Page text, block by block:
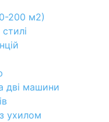
200 м2)
дві машини
ухилом